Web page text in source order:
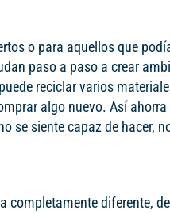
o para aquellos que
paso a paso a crear
reciclar varios
algo nuevo. Así ahorra
se siente capaz de hacer,
completamente diferente,